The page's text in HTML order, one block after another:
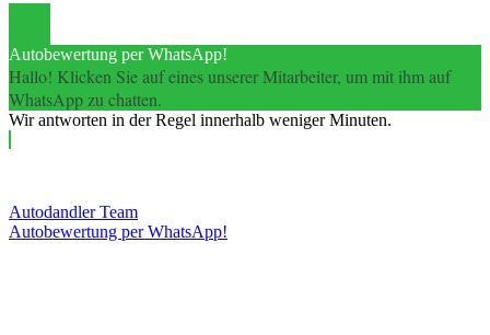
Autobewertung per WhatsApp!
Hallo! Klicken Sie auf eines unserer Mitarbeiter, um mit ihm auf
WhatsApp zu chatten.
Wir antworten in der Regel innerhalb weniger Minuten.
Autodandler Team
Autobewertung per WhatsApp!